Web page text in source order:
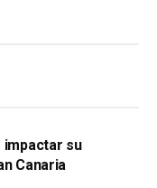
su
Canaria